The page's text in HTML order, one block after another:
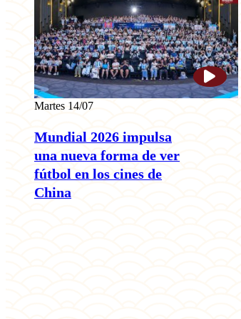
Martes 14/07
Mundial 2026 impulsa
una nueva forma de ver
fútbol en los cines de
China